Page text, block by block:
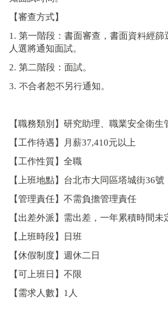
【審查方式】
1. 第一階段：書面審查，書面資料經篩
人選將通知面試。
2. 第二階段：面試。
3. 不合者恕不另行通知。
【職務類別】研究助理、職業安全衛
【工作待遇】月薪37,410元以上
【工作性質】全職
【上班地點】台北市大同區塔城街36號
【管理責任】不需負擔管理責任
【出差外派】需出差，一年累積時間未
【上班時段】日班
【休假制度】週休二日
【可上班日】不限
【需求人數】1人